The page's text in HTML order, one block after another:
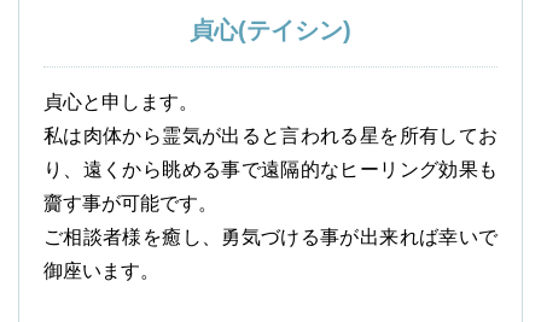
貞心(テイシン)
貞心と申します。
私は肉体から霊気が出ると言われる星を所有してお
り、遠くから眺める事で遠隔的なヒーリング効果も
齎す事が可能です。
ご相談者様を癒し、勇気づける事が出来れば幸いで
御座います。